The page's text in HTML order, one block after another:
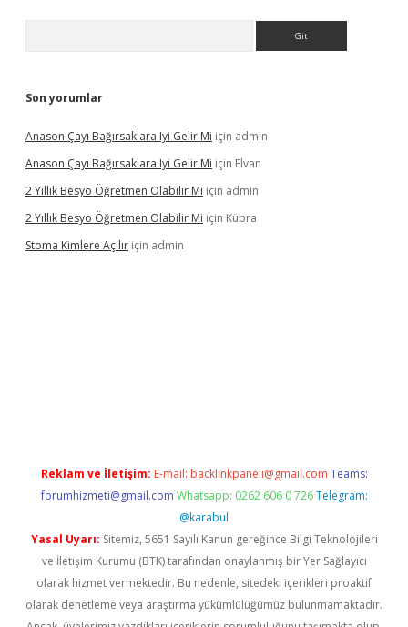
Son yorumlar
Anason Çayı Bağırsaklara Iyi Gelir Mi için admin
Anason Çayı Bağırsaklara Iyi Gelir Mi için Elvan
2 Yıllık Besyo Öğretmen Olabilir Mi için admin
2 Yıllık Besyo Öğretmen Olabilir Mi için Kübra
Stoma Kimlere Açılır için admin
Reklam ve İletişim: E-mail: backlinkpaneli@gmail.com Teams:
forumhizmeti@gmail.com Whatsapp: 0262 606 0 726 Telegram:
@karabul
Yasal Uyarı: Sitemiz, 5651 Sayılı Kanun gereğince Bilgi Teknolojileri
ve İletişim Kurumu (BTK) tarafından onaylanmış bir Yer Sağlayıcı
olarak hizmet vermektedir. Bu nedenle, sitedeki içerikleri proaktif
olarak denetleme veya araştırma yükümlülüğümüz bulunmamaktadır.